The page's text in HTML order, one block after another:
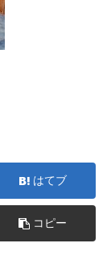
はてブ
コピー